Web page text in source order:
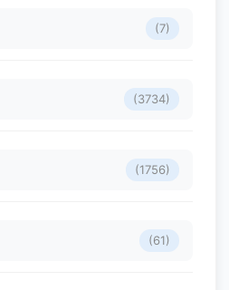
(7)
(3734)
(1756)
(61)